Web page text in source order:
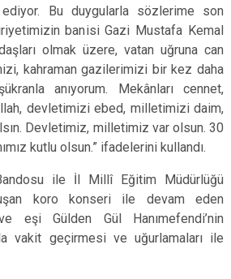
ediyor. Bu duygularla sözlerime son
banisi Gazi Mustafa Kemal
olmak üzere, vatan uğruna can
kahraman gazilerimizi bir kez daha
anıyorum. Mekânları cennet,
devletimizi ebed, milletimizi daim,
Devletimiz, milletimiz var olsun. 30
kutlu olsun.” ifadelerini kullandı.
ile İl Millî Eğitim Müdürlüğü
koro konseri ile devam eden
eşi Gülden Gül Hanımefendi’nin
vakit geçirmesi ve uğurlamaları ile